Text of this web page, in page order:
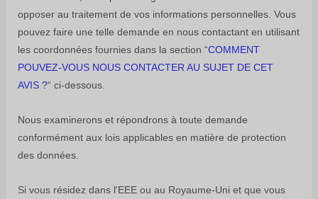
opposer au traitement de vos informations personnelles. Vous
pouvez faire une telle demande en nous contactant en utilisant
les coordonnées fournies dans la section“COMMENT
POUVEZ-VOUS NOUS CONTACTER AU SUJET DE CET
AVIS ?“ ci-dessous.
Nous examinerons et répondrons à toute demande
conformément aux lois applicables en matière de protection
des données.
Si vous résidez dans l'EEE ou au Royaume-Uni et que vous